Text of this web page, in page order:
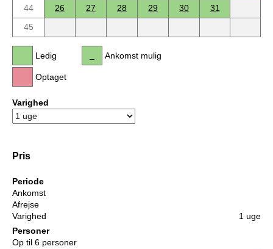
44
26 27 28 29 30
31
45
Ledig
Optaget
Ankomst mulig
Varighed
Pris
Periode
Ankomst
Afrejse
Varighed
1 uge
Personer
Op til 6 personer